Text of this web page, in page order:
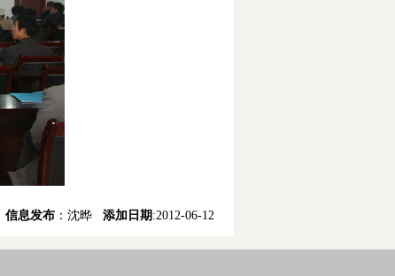
信息发布 ：沈晔 添加日期 :2012-06-12